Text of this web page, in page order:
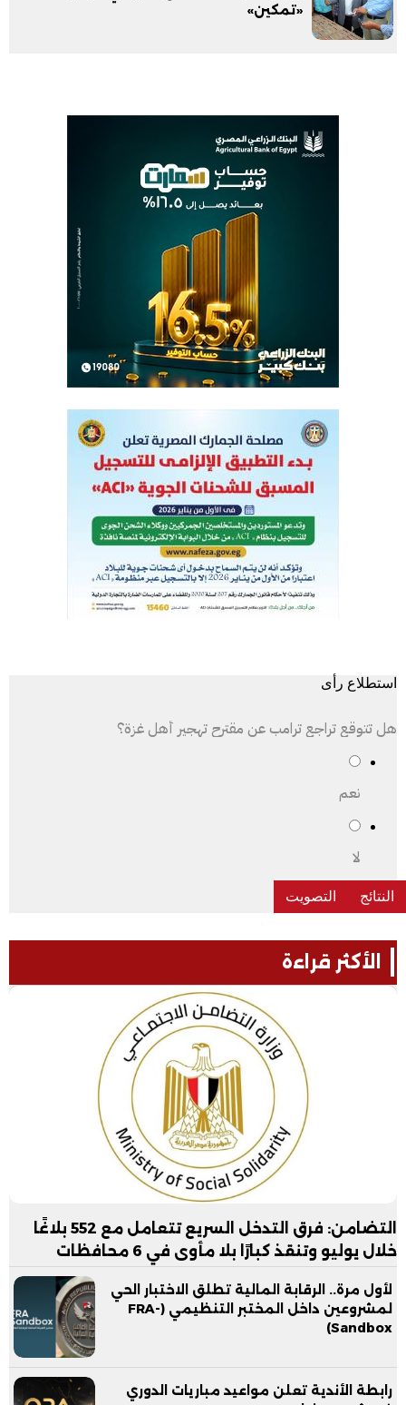
«تمكين»
استطلاع رأى
هل تتوقع تراجع ترامب عن مقترح تهجير أهل غزة؟
نعم
لا
الأكثر قراءة
التضامن: فرق التدخل السريع تتعامل مع 552 بلاغًا
خلال يوليو وتنقذ كبارًا بلا مأوى في 6 محافظات
لأول مرة.. الرقابة المالية تطلق الاختبار الحي
لمشروعين داخل المختبر التنظيمي (FRA-
Sandbox)
رابطة الأندية تعلن مواعيد مباريات الدوري